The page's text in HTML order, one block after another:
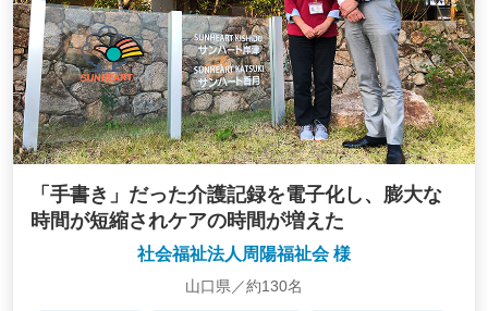
「手書き」だった介護記録を電子化し、膨大な
時間が短縮されケアの時間が増えた
社会福祉法人周陽福祉会 様
山口県／約130名